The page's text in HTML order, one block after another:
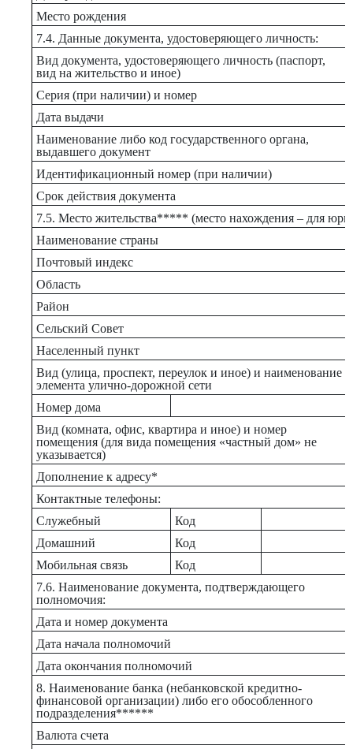
Место рождения
7.4. Данные документа, удостоверяющего личность:
Вид документа, удостоверяющего личность (паспорт,
вид на жительство и иное)
Серия (при наличии) и номер
Дата выдачи
Наименование либо код государственного органа,
выдавшего документ
Идентификационный номер (при наличии)
Срок действия документа
7.5. Место жительства***** (место нахождения – для
Наименование страны
Почтовый индекс
Область
Район
Сельский Совет
Населенный пункт
Вид (улица, проспект, переулок и иное) и наименование
элемента улично-дорожной сети
Номер дома
Вид (комната, офис, квартира и иное) и номер
помещения (для вида помещения «частный дом» не
указывается)
Дополнение к адресу*
Контактные телефоны:
Служебный
Код
Домашний
Код
Мобильная связь
Код
7.6. Наименование документа, подтверждающего
полномочия:
Дата и номер документа
Дата начала полномочий
Дата окончания полномочий
8. Наименование банка (небанковской кредитно-
финансовой организации) либо его обособленного
подразделения******
Валюта счета